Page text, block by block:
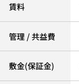
賃料
管理 / 共益費
敷金(保証金)